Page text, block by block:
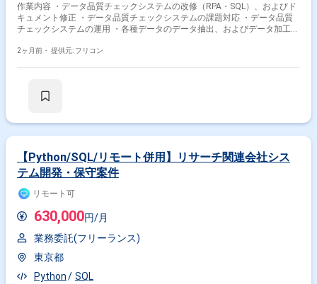
作業内容 ・データ品質チェックシステムの改修（RPA・SQL）、およびド
キュメント修正 ・データ品質チェックシステムの課題対応 ・データ品質
チェックシステムの運用 ・各種データのデータ抽出、およびデータ加工
ケーション（メール、チャット） ・チームメンバーとのコミュニケーショ
2ヶ月前・ 提供元: フリコン
【Python/SQL/リモート併用】リサーチ関連会社シス
テム開発・保守案件
リモート可
630,000円/月
業務委託(フリーランス)
東京都
Python
SQL